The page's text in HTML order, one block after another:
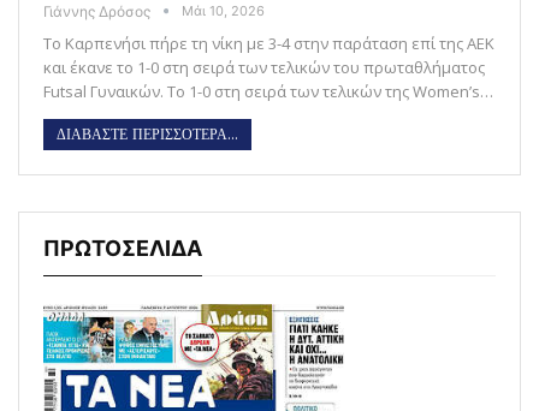
Γιάννης Δρόσος Μάι 10, 2026
Το Καρπενήσι πήρε τη νίκη με 3-4 στην παράταση επί της ΑΕΚ
και έκανε το 1-0 στη σειρά των τελικών του πρωταθλήματος
Futsal Γυναικών. Το 1-0 στη σειρά των τελικών της Women’s…
ΔΙΑΒΑΣΤΕ ΠΕΡΙΣΣΟΤΕΡΑ...
ΠΡΩΤΟΣΕΛΙΔΑ